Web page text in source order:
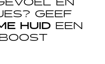
GEEF
HUID EEN